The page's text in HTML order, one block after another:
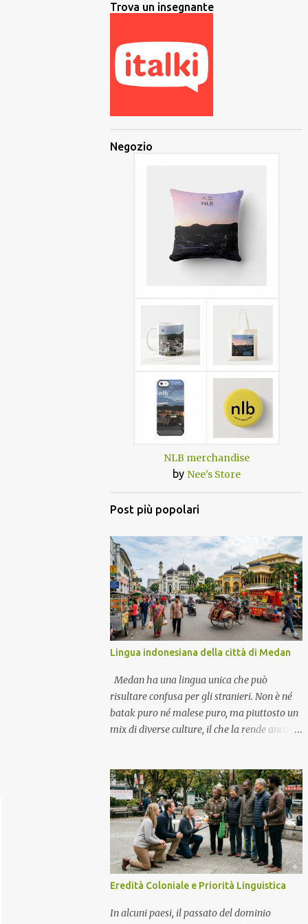
Trova un insegnante
Negozio
NLB merchandise
by Nee's Store
Post più popolari
Lingua indonesiana della città di Medan
Medan ha una lingua unica che può
risultare confusa per gli stranieri. Non è né
batak puro né malese puro, ma piuttosto un
mix di diverse culture, il che la rende ancora
quando interagisci con i residenti di Medan,
ecco un elenco di parole indonesiane tipiche
della città. Dai termini relativi ai trasporti
alle frasi iconiche, ti faranno sentire subito
come uno del posto. Trasporti e luoghi
Becak Hantu = Risciò motorizzato che va
molto veloce Galon = Stazione di servizio
Kede Aceh = Negozio di alimentari
(solitamente di proprietà di abitanti di Aceh)
Eredità Coloniale e Priorità Linguistica
In alcuni paesi, il passato del dominio